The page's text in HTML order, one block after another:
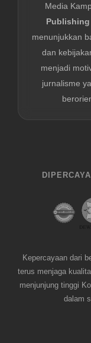
Media
Publishing
menunjukkan
dan
menjadi
jurnalisme
Kepercayaan dari
terus menjaga
menjunjung tinggi
dalam